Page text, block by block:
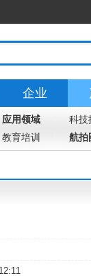
企业
地图
应用领域 科技
教育培训 航拍